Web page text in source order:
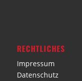
RECHTLICHES
Impressum
Datenschutz